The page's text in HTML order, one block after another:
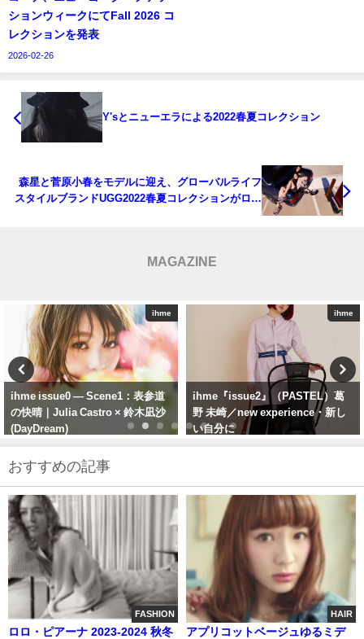
ションウィークにてFall 2026 コ
レクションを発表
2026-02-26
Y'sとニューエラによる2022春夏コレクション
森星と菅原小春をモデルに迎え、グローバルライフ
スタイルブランドUGG2022春夏コレクションがロー
MAGAZINE
ihme
ihme『issue2』（PASTEL）葛
野 未崎／new experience・新し
い自分に
ihme
ihme issue1 — Scene3：代々木
公園と山本姫香／ピンクずきんち
ゃん
おすすめの記事
FASHION
ロロ・ピアーナ 2023-2024 秋冬
HAIR
アプリコットベージュゆるミデ